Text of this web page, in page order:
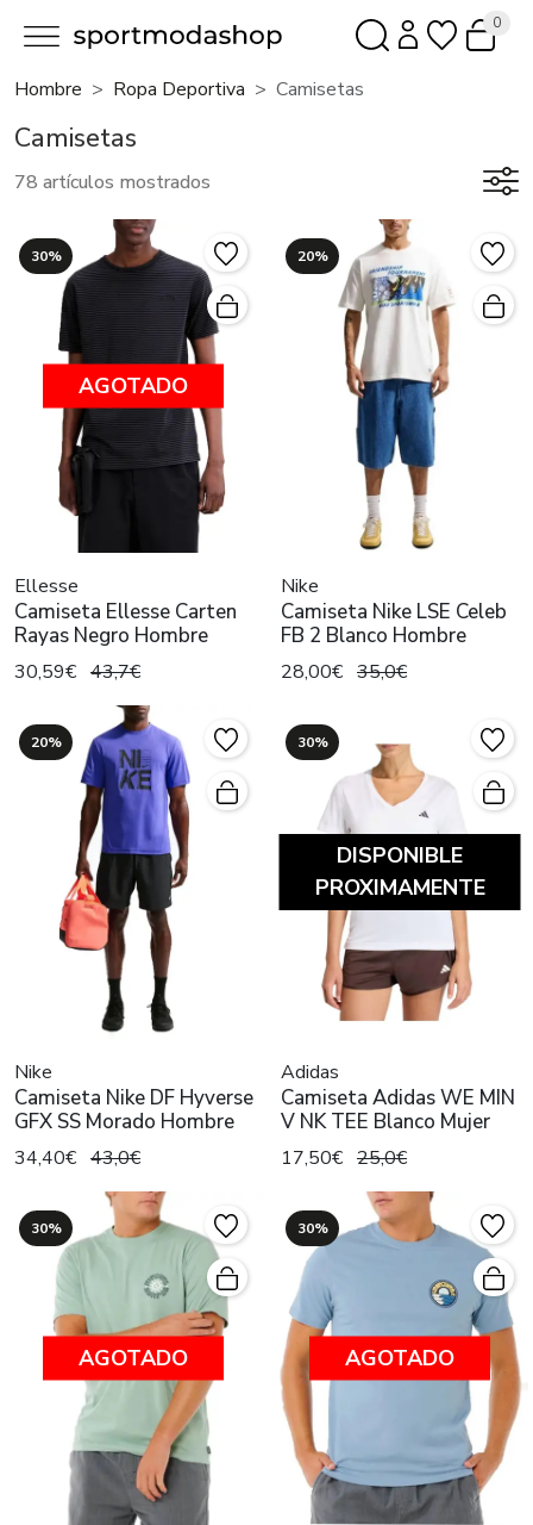
0
Hombre Ropa Deportiva Camisetas
Camisetas
78 artículos mostrados
30%
AGOTADO
Ellesse
Camiseta Ellesse Carten
Rayas Negro Hombre
30,59€ 43,7€
20%
Nike
Camiseta Nike LSE Celeb
FB 2 Blanco Hombre
28,00€ 35,0€
20%
Nike
Camiseta Nike DF Hyverse
GFX SS Morado Hombre
34,40€ 43,0€
30%
DISPONIBLE
PROXIMAMENTE
Adidas
Camiseta Adidas WE MIN
V NK TEE Blanco Mujer
17,50€ 25,0€
30%
AGOTADO
30%
AGOTADO